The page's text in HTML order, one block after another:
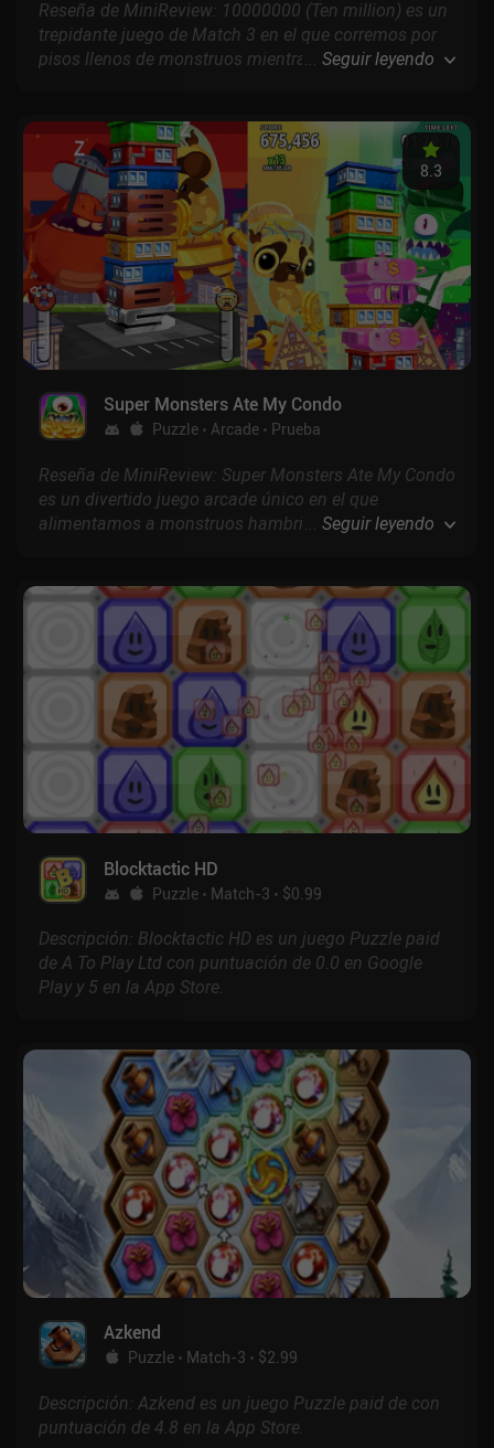
Reseña de MiniReview: 10000000 (Ten million) es un
trepidante juego de Match 3 en el que corremos por
pisos llenos de monstruos mientras combinamos
botines.
... Seguir leyendo
Super Monsters Ate My Condo
Puzzle Arcade Prueba
8.3
Reseña de MiniReview: Super Monsters Ate My Condo
es un divertido juego arcade único en el que
alimentamos a monstruos hambrientos con los pisos
aseguramos de que nuestro rascacielos no se
... Seguir leyendo
Blocktactic HD
Puzzle Match-3 $0.99
Descripción: Blocktactic HD es un juego Puzzle paid
de A To Play Ltd con puntuación de 0.0 en Google
Play y 5 en la App Store.
Azkend
Puzzle Match-3 $2.99
Descripción: Azkend es un juego Puzzle paid de con
puntuación de 4.8 en la App Store.